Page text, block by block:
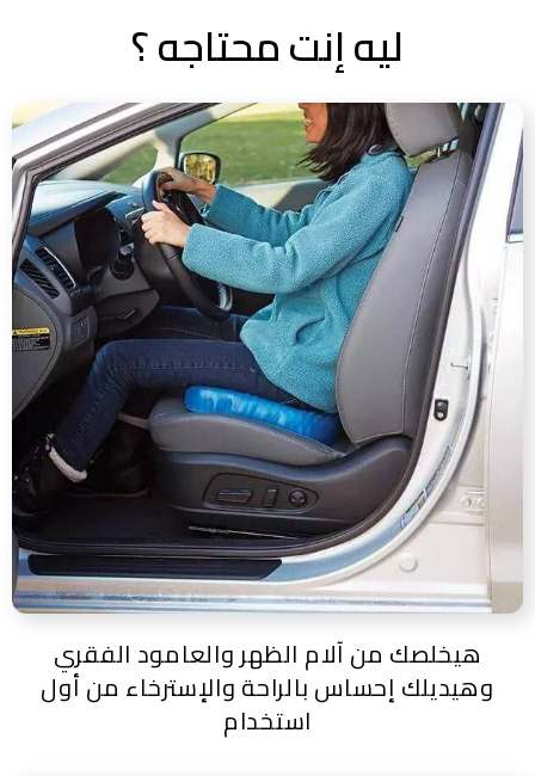
ليه إنت محتاجه ؟
هيخلصك من آلام الظهر والعامود الفقري
وهيديلك إحساس بالراحة والإسترخاء من أول
استخدام